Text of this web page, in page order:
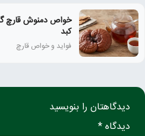
خواص دمنوش قارچ
کبد
فواید و خواص قارچ
دیدگاهتان را بنویسید
دیدگاه *